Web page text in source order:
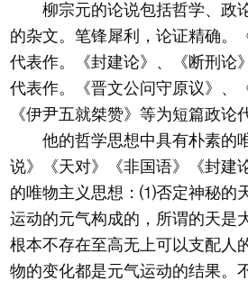
柳宗元的论说包括哲学、政
的杂文。笔锋犀利，论证精确。
代表作。《封建论》、《断刑论
代表作。《晋文公问守原议》、
《伊尹五就桀赞》等为短篇政论
他的哲学思想中具有朴素的
说》《天对》《非国语》《封建
的唯物主义思想：⑴否定神秘的
运动的元气构成的，所谓的天是
根本不存在至高无上可以支配人
物的变化都是元气运动的结果。